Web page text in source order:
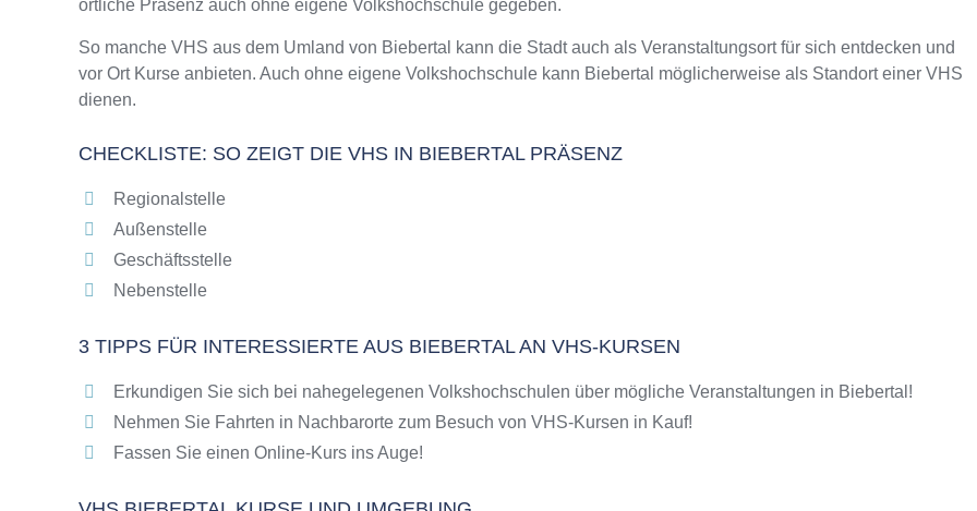
Top-Kurse an der Abendschule Biebertal
Weiterbildung in Biebertal
VHS Biebertal Programm 2025 / 2026
örtliche Präsenz auch ohne eigene Volkshochschule gegeben.
So manche VHS aus dem Umland von Biebertal kann die Stadt auch als Veranstaltungsort für sich entdecken und
vor Ort Kurse anbieten. Auch ohne eigene Volkshochschule kann Biebertal möglicherweise als Standort einer VHS
dienen.
CHECKLISTE: SO ZEIGT DIE VHS IN BIEBERTAL PRÄSENZ
Regionalstelle
Außenstelle
Geschäftsstelle
Nebenstelle
3 TIPPS FÜR INTERESSIERTE AUS BIEBERTAL AN VHS-KURSEN
Erkundigen Sie sich bei nahegelegenen Volkshochschulen über mögliche Veranstaltungen in Biebertal!
Nehmen Sie Fahrten in Nachbarorte zum Besuch von VHS-Kursen in Kauf!
Fassen Sie einen Online-Kurs ins Auge!